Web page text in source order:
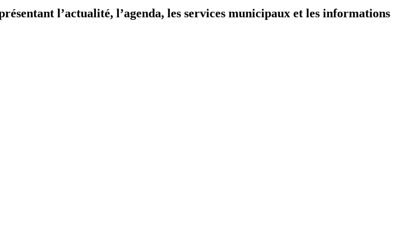
l’actualité, l’agenda, les services municipaux et les informations